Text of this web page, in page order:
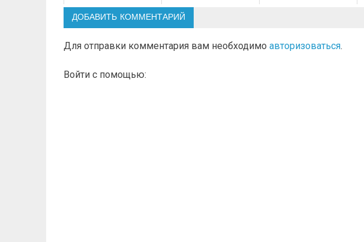
ДОБАВИТЬ КОММЕНТАРИЙ
Для отправки комментария вам необходимо авторизоваться.
Войти с помощью: